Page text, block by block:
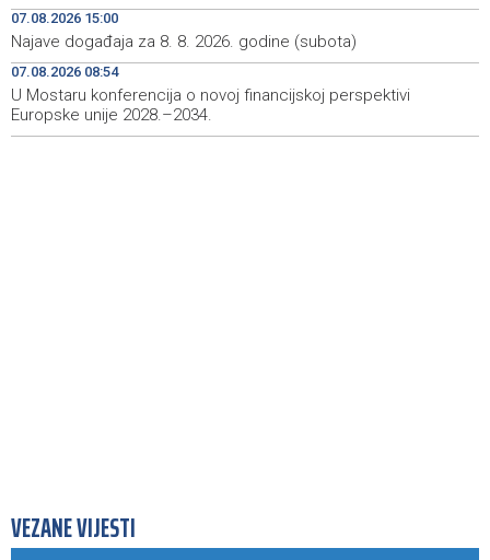
Najnovija ostvarenja velikih svjetskih autora u programu
Summer Screen SFF-a
14:05
Izraelska vojska nastavlja napade na jugu Libana uprkos
prekidu vatre i pregovorima
07.08.2026 15:00
Najave događaja za 8. 8. 2026. godine (subota)
07.08.2026 08:54
U Mostaru konferencija o novoj financijskoj perspektivi
Europske unije 2028.–2034.
VEZANE VIJESTI